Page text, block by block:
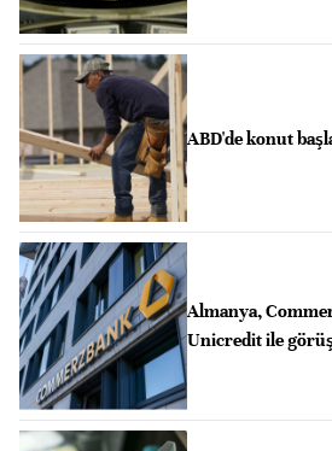
ABD'de konut
Almanya,
Unicredit ile